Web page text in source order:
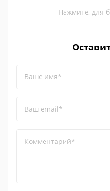
Нажмите, для
Ваше имя*
Ваш email*
Комментарий*